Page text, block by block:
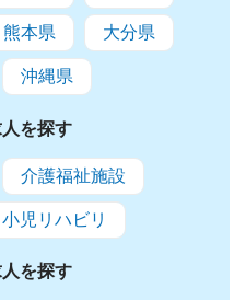
熊本県 大分県
沖縄県
を探す
介護福祉施設
小児リハビリ
を探す